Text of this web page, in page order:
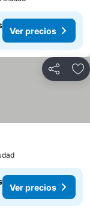
Ver precios
Compartir
Ver precios